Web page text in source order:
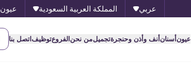
عربي المملكة العربية السعودية عيون
عيونأسنانأنف وأذن وحنجرةتجميلمن نحنالفروعتوظيفاتصل بنا